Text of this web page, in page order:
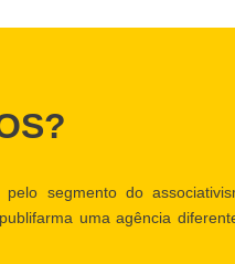
segmento do
uma agência